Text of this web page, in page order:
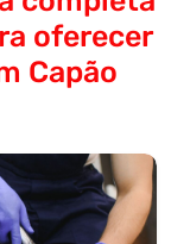
oferecer
Capão